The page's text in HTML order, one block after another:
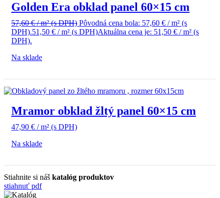
Golden Era obklad panel 60×15 cm
57,60€/ m²(s DPH) Pôvodná cena bola: 57,60 € / m² (s
DPH).51,50 € / m² (s DPH)Aktuálna cena je: 51,50 € / m² (s
DPH).
Na sklade
Mramor obklad žltý panel 60×15 cm
47,90 € / m² (s DPH)
Na sklade
Stiahnite si náš katalóg produktov
stiahnuť pdf